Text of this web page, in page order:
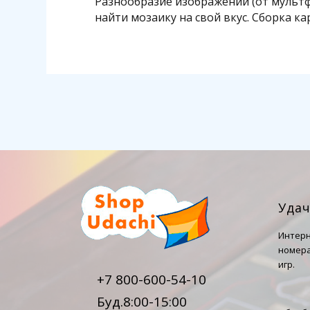
найти мозаику на свой вкус. Сборка
+7 800-600-54-10
Буд.8:00-15:00
игр.